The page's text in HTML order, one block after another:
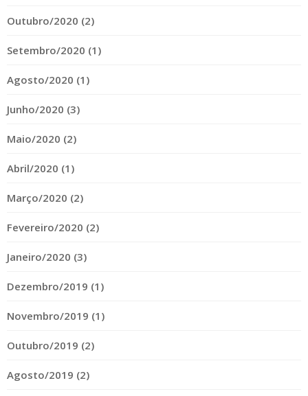
Outubro/2020 (2)
Setembro/2020 (1)
Agosto/2020 (1)
Junho/2020 (3)
Maio/2020 (2)
Abril/2020 (1)
Março/2020 (2)
Fevereiro/2020 (2)
Janeiro/2020 (3)
Dezembro/2019 (1)
Novembro/2019 (1)
Outubro/2019 (2)
Agosto/2019 (2)